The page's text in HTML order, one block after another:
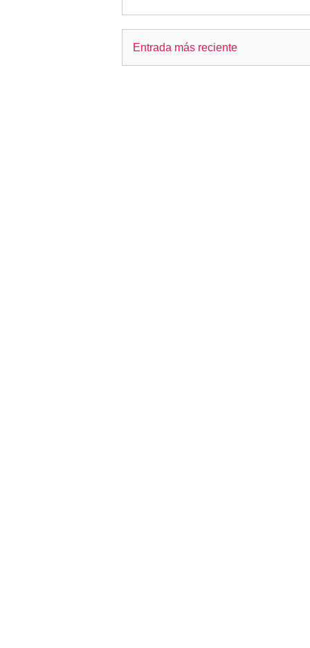
Entrada más reciente